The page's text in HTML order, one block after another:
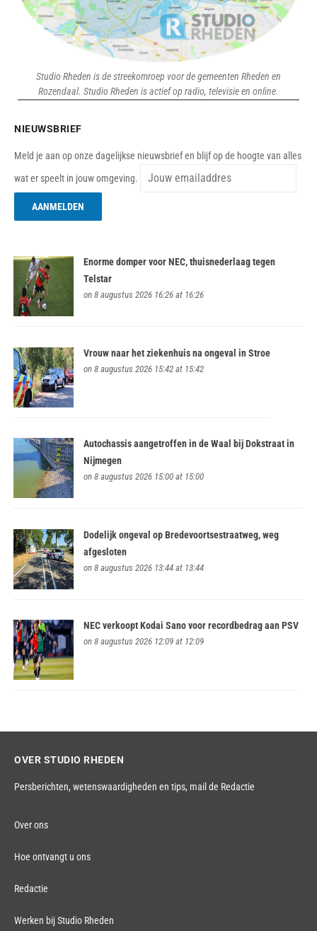
Studio Rheden is de streekomroep voor de gemeenten Rheden en
Rozendaal. Studio Rheden is actief op radio, televisie en online.
NIEUWSBRIEF
Meld je aan op onze dagelijkse nieuwsbrief en blijf op de hoogte van alles
wat er speelt in jouw omgeving.
Enorme domper voor NEC, thuisnederlaag tegen
Telstar
on 8 augustus 2026 16:26 at 16:26
Vrouw naar het ziekenhuis na ongeval in Stroe
on 8 augustus 2026 15:42 at 15:42
Autochassis aangetroffen in de Waal bij Dokstraat in
Nijmegen
on 8 augustus 2026 15:00 at 15:00
Dodelijk ongeval op Bredevoortsestraatweg, weg
afgesloten
on 8 augustus 2026 13:44 at 13:44
NEC verkoopt Kodai Sano voor recordbedrag aan PSV
on 8 augustus 2026 12:09 at 12:09
OVER STUDIO RHEDEN
Persberichten, wetenswaardigheden en tips, mail de Redactie
Over ons
Hoe ontvangt u ons
Redactie
Werken bij Studio Rheden